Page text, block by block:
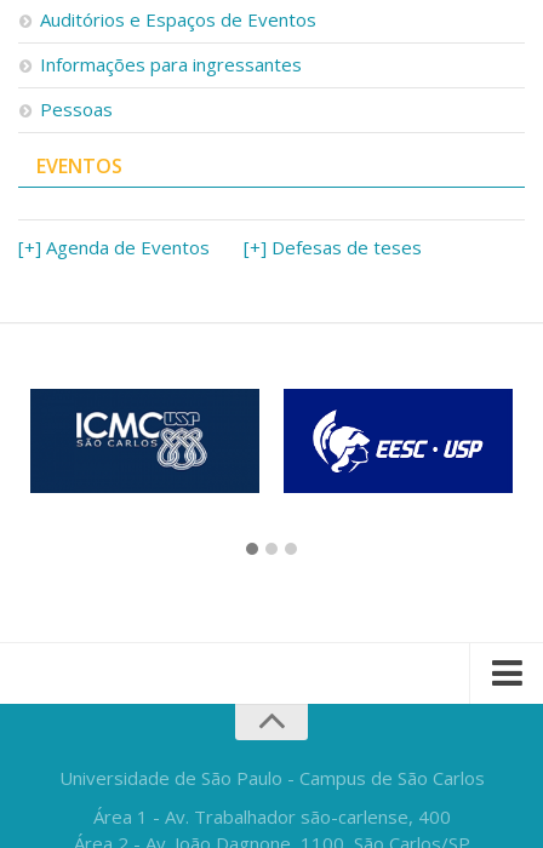
Auditórios e Espaços de Eventos
Informações para ingressantes
Pessoas
EVENTOS
[+] Agenda de Eventos [+] Defesas de teses
Universidade de São Paulo - Campus de São Carlos
Área 1 - Av. Trabalhador são-carlense, 400